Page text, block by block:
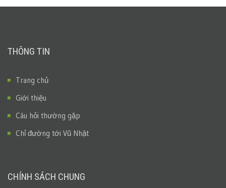
THÔNG TIN
Trang chủ
Giới thiệu
Câu hỏi thường gặp
Chỉ đường tới Vũ Nhật
CHÍNH SÁCH CHUNG